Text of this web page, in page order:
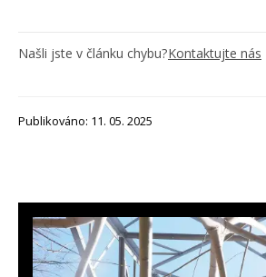
Našli jste v článku chybu?Kontaktujte nás
Publikováno: 11. 05. 2025